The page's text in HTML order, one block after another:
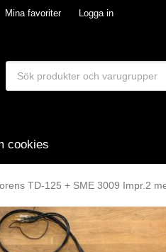
Mina favoriter Logga in
cookies
TD-125 + SME 3009 Impr.2